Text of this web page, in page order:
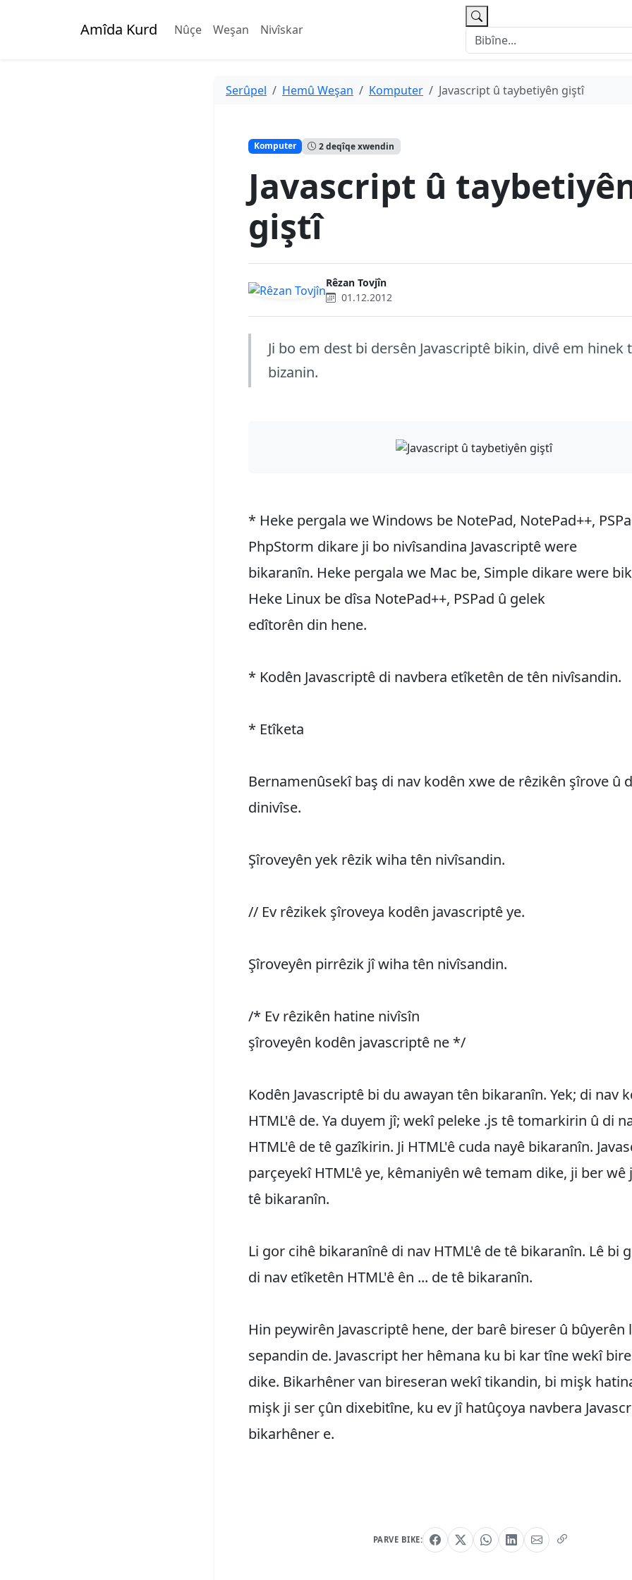
Amîda Kurd Nûçe Weşan Nivîskar
Serûpel Hemû Weşan Komputer Javascript û taybetiyên giştî
Komputer 2 deqîqe xwendin
Javascript û
giştî
Rêzan Tovjîn
01.12.2012
Ji bo em dest bi dersên Javascriptê bikin, divê em hinek
bizanin.
* Heke pergala we Windows be NotePad, NotePad++,
PhpStorm dikare ji bo nivîsandina Javascriptê were
bikaranîn. Heke pergala we Mac be, Simple dikare were
Heke Linux be dîsa NotePad++, PSPad û gelek
edîtorên din hene.
* Kodên Javascriptê di navbera etîketên de tên nivîsandin.
* Etîketa
Bernamenûsekî baş di nav kodên xwe de rêzikên şîrove û
dinivîse.
Şîroveyên yek rêzik wiha tên nivîsandin.
// Ev rêzikek şîroveya kodên javascriptê ye.
Şîroveyên pirrêzik jî wiha tên nivîsandin.
/* Ev rêzikên hatine nivîsîn
şîroveyên kodên javascriptê ne */
Kodên Javascriptê bi du awayan tên bikaranîn. Yek; di nav
HTML'ê de. Ya duyem jî; wekî peleke .js tê tomarkirin û di
HTML'ê de tê gazîkirin. Ji HTML'ê cuda nayê bikaranîn.
parçeyekî HTML'ê ye, kêmaniyên wê temam dike, ji ber wê
tê bikaranîn.
Li gor cihê bikaranînê di nav HTML'ê de tê bikaranîn. Lê bi
di nav etîketên HTML'ê ên ... de tê bikaranîn.
Hin peywirên Javascriptê hene, der barê bireser û bûyerên
sepandin de. Javascript her hêmana ku bi kar tîne wekî
dike. Bikarhêner van bireseran wekî tikandin, bi mişk
mişk ji ser çûn dixebitîne, ku ev jî hatûçoya navbera
bikarhêner e.
PARVE BIKE: